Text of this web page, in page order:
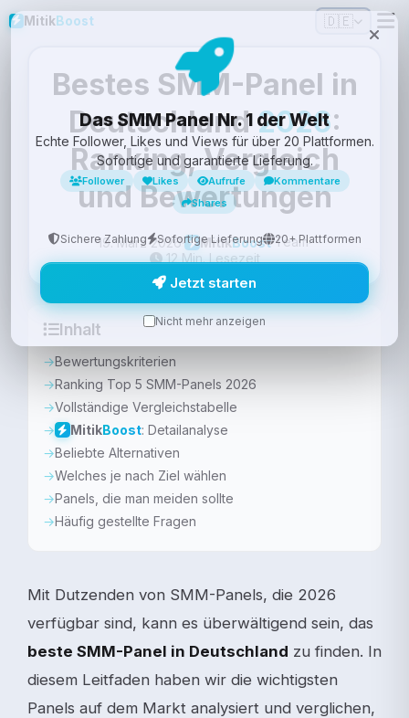
Mitik Boost 🇩🇪
Bestes SMM-Panel in
Deutschland2026:
Ranking, Vergleich
und Bewertungen
19. März 2026· MitikBoostTeam·
12 Min. Lesezeit
Inhalt
Bewertungskriterien
Ranking Top 5 SMM-Panels 2026
Vollständige Vergleichstabelle
MitikBoost: Detailanalyse
Beliebte Alternativen
Welches je nach Ziel wählen
Panels, die man meiden sollte
Häufig gestellte Fragen
Mit Dutzenden von SMM-Panels, die 2026
verfügbar sind, kann es überwältigend sein, das
beste SMM-Panel in Deutschland zu finden. In
diesem Leitfaden haben wir die wichtigsten
Panels auf dem Markt analysiert und verglichen,
Das SMM Panel Nr. 1 der Welt
Echte Follower, Likes und Views für über 20 Plattformen.
Sofortige und garantierte Lieferung.
Follower Likes Aufrufe
Kommentare
Shares
Sichere Zahlung Sofortige Lieferung 20+ Plattformen
Jetzt starten
Nicht mehr anzeigen